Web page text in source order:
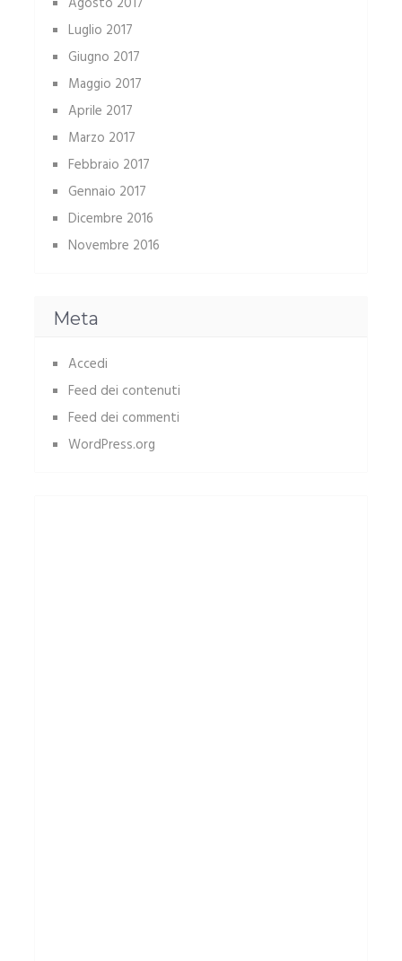
Luglio 2017
Giugno 2017
Maggio 2017
Aprile 2017
Marzo 2017
Febbraio 2017
Gennaio 2017
Dicembre 2016
Novembre 2016
Meta
Accedi
Feed dei contenuti
Feed dei commenti
WordPress.org